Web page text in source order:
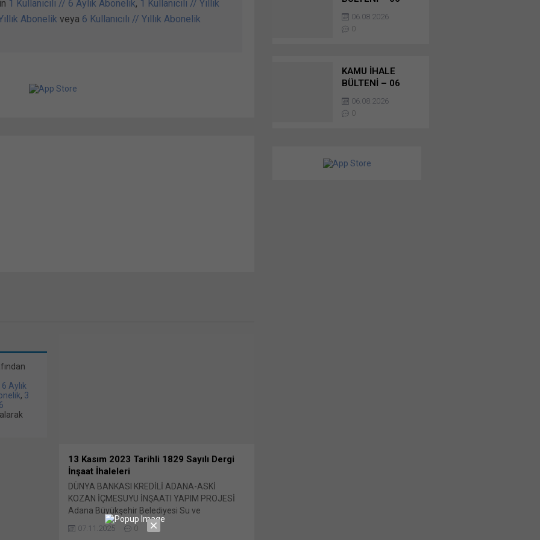
1 Kullanıcılı // 6 Aylık Abonelik, 1 Kullanıcılı // Yıllık
Abonelik veya 6 Kullanıcılı // Yıllık Abonelik
6 Aylık
, 3
13 Kasım 2023 Tarihli 1829 Sayılı Dergi
İnşaat İhaleleri
DÜNYA BANKASI KREDİLİ ADANA-ASKİ
KOZAN İÇMESUYU İNŞAATI YAPIM PROJESİ
Adana Büyükşehir Belediyesi Su ve
Kanalizasyon İdaresi Genel Müdürlüğünden
(ASKİ) yapılan duyuruya göre, BELEDİYE
07.11.2025 0
AĞUSTOS 2026 –
YAPIM İŞLERİ
İHALELERİ
06.08.2026
0
KAMU İHALE
BÜLTENİ – 06
AĞUSTOS 2026 –
YAPIM İŞLERİ
İHALELERİ
06.08.2026
0